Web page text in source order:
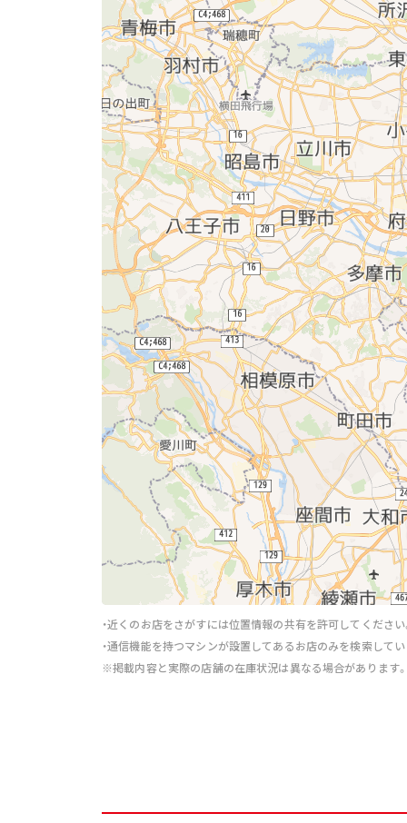
・近くのお店をさがすには位置情報の共有を許可してください
・通信機能を持つマシンが設置してあるお店のみを検索して
※掲載内容と実際の店舗の在庫状況は異なる場合があります